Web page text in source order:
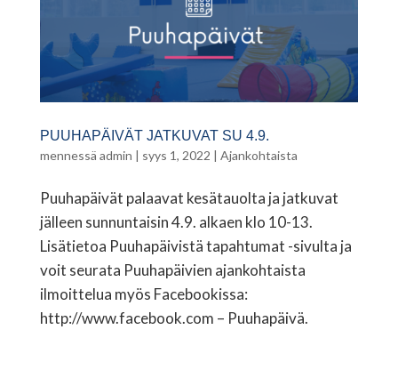
PUUHAPÄIVÄT JATKUVAT SU 4.9.
mennessä admin | syys 1, 2022 | Ajankohtaista
Puuhapäivät palaavat kesätauolta ja jatkuvat
jälleen sunnuntaisin 4.9. alkaen klo 10-13.
Lisätietoa Puuhapäivistä tapahtumat -sivulta ja
voit seurata Puuhapäivien ajankohtaista
ilmoittelua myös Facebookissa:
http://www.facebook.com – Puuhapäivä.